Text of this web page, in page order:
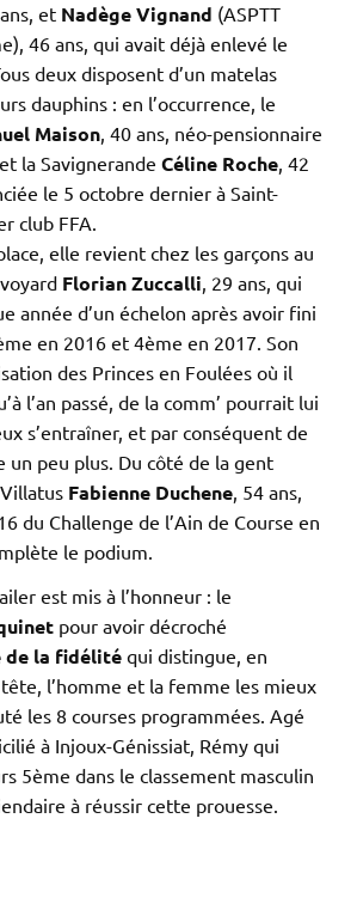
et Nadège Vignand (ASPTT
46 ans, qui avait déjà enlevé le
deux disposent d’un matelas
dauphins : en l’occurrence, le
Maison, 40 ans, néo-pensionnaire
la Savignerande Céline Roche, 42
le 5 octobre dernier à Saint-
club FFA.
elle revient chez les garçons au
FlorianZuccalli, 29 ans, qui
année d’un échelon après avoir fini
en 2016 et 4ème en 2017. Son
des Princes en Foulées où il
l’an passé, de la comm’ pourrait lui
s’entraîner, et par conséquent de
un peu plus. Du côté de la gent
Fabienne Duchene, 54 ans,
du Challenge de l’Ain de Course en
le podium.
est mis à l’honneur : le
pour avoir décroché
de la fidélitéqui distingue, en
l’homme et la femme les mieux
les 8 courses programmées. Agé
à Injoux-Génissiat, Rémy qui
5ème dans le classement masculin
à réussir cette prouesse.